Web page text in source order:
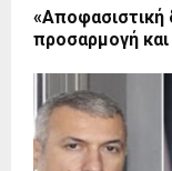
«Αποφασιστική
προσαρμογή